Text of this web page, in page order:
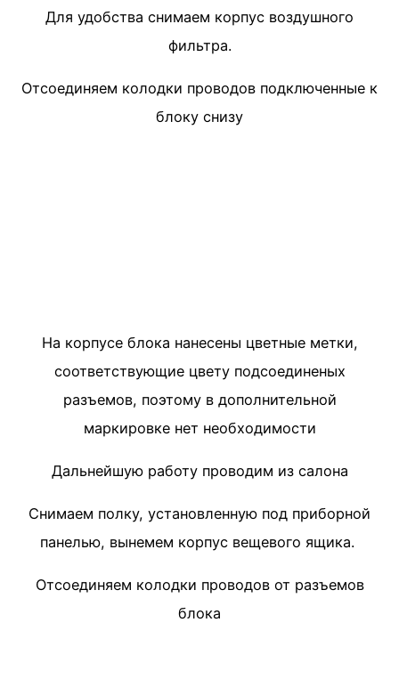
Для удобства снимаем корпус воздушного
фильтра.
Отсоединяем колодки проводов подключенные к
блоку снизу
На корпусе блока нанесены цветные метки,
соответствующие цвету подсоединеных
разъемов, поэтому в дополнительной
маркировке нет необходимости
Дальнейшую работу проводим из салона
Снимаем полку, установленную под приборной
панелью, вынемем корпус вещевого ящика.
Отсоединяем колодки проводов от разъемов
блока